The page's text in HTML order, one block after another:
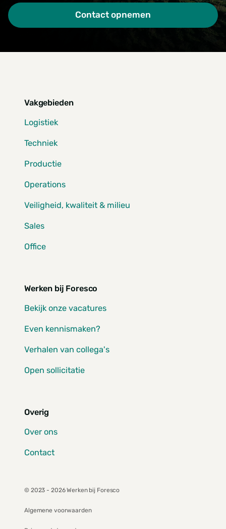
Contact opnemen
Vakgebieden
Logistiek
Techniek
Productie
Operations
Veiligheid, kwaliteit & milieu
Sales
Office
Werken bij Foresco
Bekijk onze vacatures
Even kennismaken?
Verhalen van collega's
Open sollicitatie
Overig
Over ons
Contact
© 2023 - 2026 Werken bij Foresco
Algemene voorwaarden